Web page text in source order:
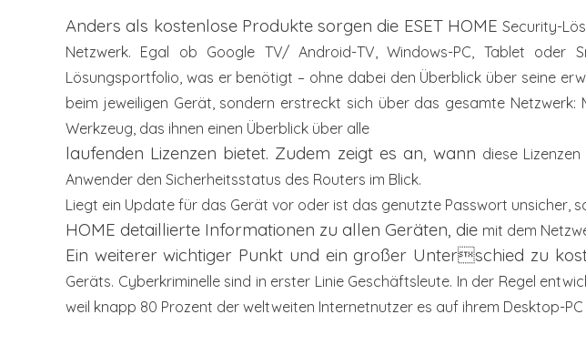
Anders als kostenlose Produkte sorgen die ESET HOMESecurity-
Netzwerk. Egal ob Google TV/ Android-TV, Windows-PC, Tablet oder
Lösungsportfolio, was er benötigt – ohne dabei den Überblick über seine
beim jeweiligen Gerät, sondern erstreckt sich über das gesamte Netzwerk:
Werkzeug, das ihnen einen Überblick über alle
laufenden Lizenzen bietet. Zudem zeigt es an, wann diese
Anwender den Sicherheitsstatus des Routers im Blick.
Liegt ein Update für das Gerät vor oder ist das genutzte Passwort unsicher,
HOME detaillierte Informationen zu allen Geräten, die mit dem
Ein weiterer wichtiger Punkt und ein großer Unterschied zu
Geräts. Cyberkriminelle sind in erster Linie Geschäftsleute. In der Regel
weil knapp 80 Prozent der weltweiten Internetnutzer es auf ihrem Desktop-